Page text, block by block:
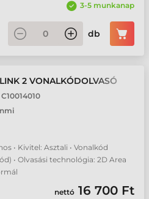
3-5 munkanap
db
2 VONALKÓDOLVASÓ
C10014010
• Kivitel: Asztali • Vonalkód
• Olvasási technológia: 2D Area
nettó 16 700 Ft